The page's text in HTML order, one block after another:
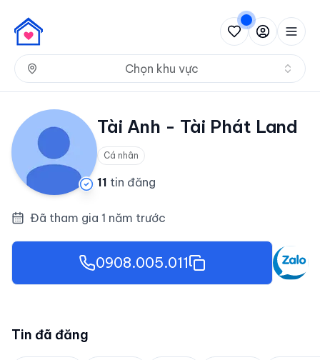
Chọn khu vực
Tài Anh - Tài Phát Land
Cá nhân
11 tin đăng
Đã tham gia 1 năm trước
0908.005.011
Tin đã đăng